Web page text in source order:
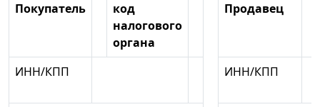
Покупатель
код
налогового
органа
Продавец
ИНН/КПП ИНН/КПП